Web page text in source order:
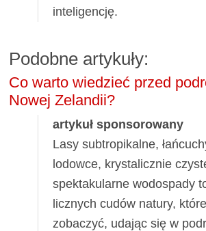
inteligencję.
Podobne artykuły:
Co warto wiedzieć przed
Nowej Zelandii?
artykuł sponsorowany
Lasy subtropikalne,
lodowce, krystalicznie
spektakularne wodospady
licznych cudów natury,
zobaczyć, udając się w